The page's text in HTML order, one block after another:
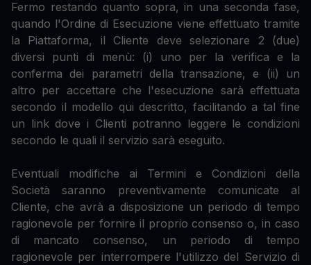
Fermo restando quanto sopra, in una seconda fase,
quando l'Ordine di Esecuzione viene effettuato tramite
la Piattaforma, il Cliente deve selezionare 2 (due)
diversi punti di menù: (i) uno per la verifica e la
conferma dei parametri della transazione, e (ii) un
altro per accettare che l'esecuzione sarà effettuata
secondo il modello qui descritto, facilitando a tal fine
un link dove i Clienti potranno leggere le condizioni
secondo le quali il servizio sarà eseguito.
Eventuali modifiche ai Termini e Condizioni della
Società saranno preventivamente comunicate al
Cliente, che avrà a disposizione un periodo di tempo
ragionevole per fornire il proprio consenso o, in caso
di mancato consenso, un periodo di tempo
ragionevole per interrompere l'utilizzo del Servizio di